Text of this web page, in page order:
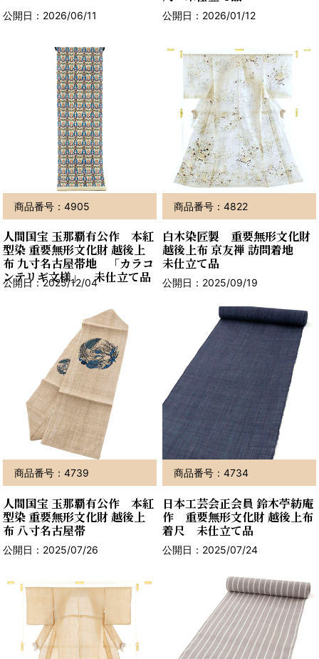
公開日：2026/06/11 公開日：2026/01/12
商品番号：4905
人間国宝 玉那覇有公作 本紅
型染 重要無形文化財 越後上
布 九寸名古屋帯地 「カラコ
ンテリギ文様」 未仕立て品
公開日：2025/12/04
商品番号：4822
白木染匠製 重要無形文化財
越後上布 京友禅 訪問着地
未仕立て品
公開日：2025/09/19
商品番号：4739
人間国宝 玉那覇有公作 本紅
型染 重要無形文化財 越後上
布 八寸名古屋帯
公開日：2025/07/26
商品番号：4734
日本工芸会正会員 鈴木苧紡庵
作 重要無形文化財 越後上布
着尺 未仕立て品
公開日：2025/07/24